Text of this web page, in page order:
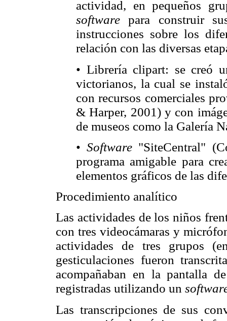
actividad, en pequeños
software para construir
instrucciones sobre los
relación con las diversas
• Librería clipart: se creó
victorianos, la cual se
con recursos comerciales
& Harper, 2001) y con
de museos como la Galería
•Software "SiteCentral"
programa amigable para
elementos gráficos de las
Procedimiento analítico
Las actividades de los niños
con tres videocámaras y
actividades de tres grupos
gesticulaciones fueron
acompañaban en la pantalla
registradas utilizando un
Las transcripciones de sus